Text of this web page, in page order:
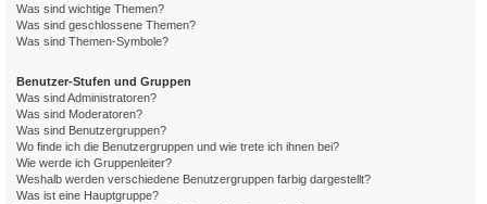
Was sind wichtige Themen?
Was sind geschlossene Themen?
Was sind Themen-Symbole?
Benutzer-Stufen und Gruppen
Was sind Administratoren?
Was sind Moderatoren?
Was sind Benutzergruppen?
Wo finde ich die Benutzergruppen und wie trete ich ihnen bei?
Wie werde ich Gruppenleiter?
Weshalb werden verschiedene Benutzergruppen farbig dargestellt?
Was ist eine Hauptgruppe?